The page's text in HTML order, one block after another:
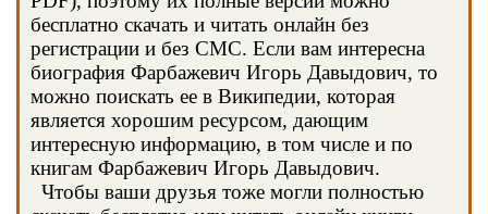
бесплатно скачать и читать онлайн без
регистрации и без СМС. Если вам интересна
биография Фарбажевич Игорь Давыдович, то
можно поискать ее в Википедии, которая
является хорошим ресурсом, дающим
интересную информацию, в том числе и по
книгам Фарбажевич Игорь Давыдович.
Чтобы ваши друзья тоже могли полностью